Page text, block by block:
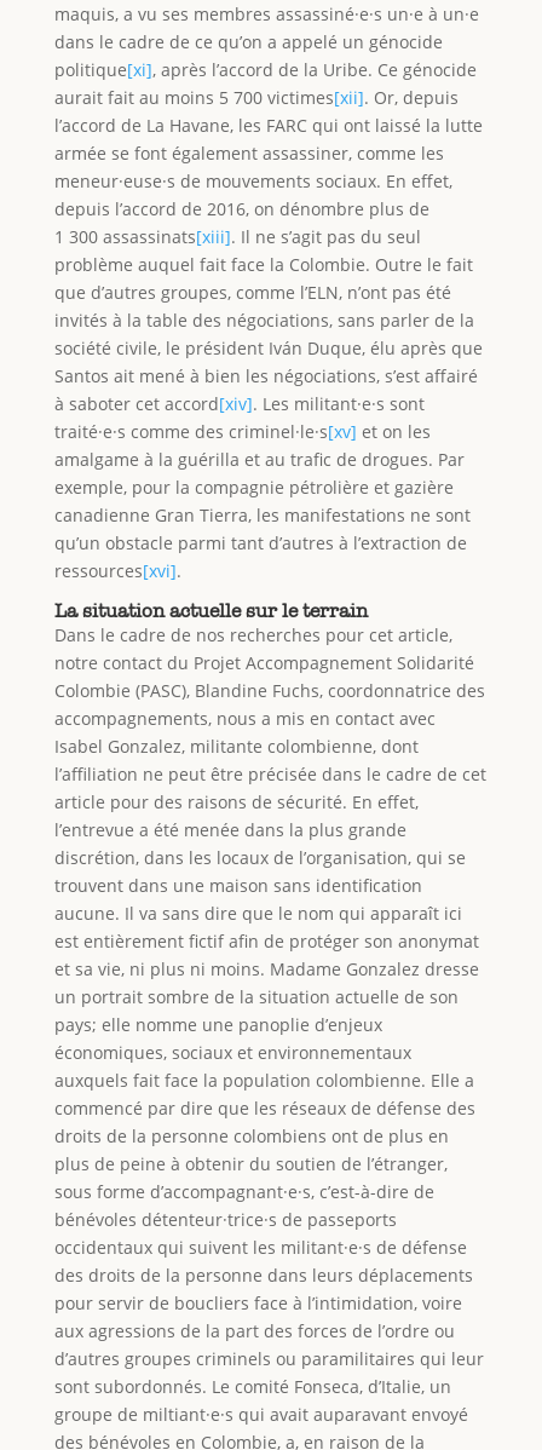
maquis, a vu ses membres assassiné·e·s un·e à un·e
dans le cadre de ce qu’on a appelé un génocide
politique[xi], après l’accord de la Uribe. Ce génocide
aurait fait au moins 5 700 victimes[xii]. Or, depuis
l’accord de La Havane, les FARC qui ont laissé la lutte
armée se font également assassiner, comme les
meneur·euse·s de mouvements sociaux. En effet,
depuis l’accord de 2016, on dénombre plus de
1 300 assassinats[xiii]. Il ne s’agit pas du seul
problème auquel fait face la Colombie. Outre le fait
que d’autres groupes, comme l’ELN, n’ont pas été
invités à la table des négociations, sans parler de la
société civile, le président Iván Duque, élu après que
Santos ait mené à bien les négociations, s’est affairé
à saboter cet accord[xiv]. Les militant·e·s sont
traité·e·s comme des criminel·le·s[xv] et on les
amalgame à la guérilla et au trafic de drogues. Par
exemple, pour la compagnie pétrolière et gazière
canadienne Gran Tierra, les manifestations ne sont
qu’un obstacle parmi tant d’autres à l’extraction de
ressources[xvi].
La situation actuelle sur le terrain
Dans le cadre de nos recherches pour cet article,
notre contact du Projet Accompagnement Solidarité
Colombie (PASC), Blandine Fuchs, coordonnatrice des
accompagnements, nous a mis en contact avec
Isabel Gonzalez, militante colombienne, dont
l’affiliation ne peut être précisée dans le cadre de cet
article pour des raisons de sécurité. En effet,
l’entrevue a été menée dans la plus grande
discrétion, dans les locaux de l’organisation, qui se
trouvent dans une maison sans identification
aucune. Il va sans dire que le nom qui apparaît ici
est entièrement fictif afin de protéger son anonymat
et sa vie, ni plus ni moins. Madame Gonzalez dresse
un portrait sombre de la situation actuelle de son
pays; elle nomme une panoplie d’enjeux
économiques, sociaux et environnementaux
auxquels fait face la population colombienne. Elle a
commencé par dire que les réseaux de défense des
droits de la personne colombiens ont de plus en
plus de peine à obtenir du soutien de l’étranger,
sous forme d’accompagnant·e·s, c’est-à-dire de
bénévoles détenteur·trice·s de passeports
occidentaux qui suivent les militant·e·s de défense
des droits de la personne dans leurs déplacements
pour servir de boucliers face à l’intimidation, voire
aux agressions de la part des forces de l’ordre ou
d’autres groupes criminels ou paramilitaires qui leur
sont subordonnés. Le comité Fonseca, d’Italie, un
groupe de miltiant·e·s qui avait auparavant envoyé
des bénévoles en Colombie, a, en raison de la